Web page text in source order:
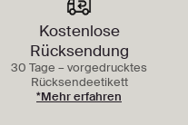
Kostenlose
Rücksendung
30 Tage – vorgedrucktes
Rücksendeetikett
*Mehr erfahren